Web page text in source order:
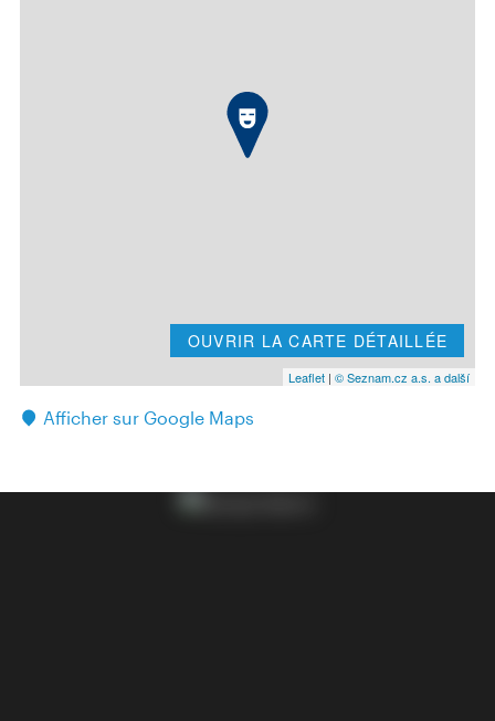
OUVRIR LA CARTE DÉTAILLÉE
Leaflet | © Seznam.cz a.s. a další
Afficher sur Google Maps